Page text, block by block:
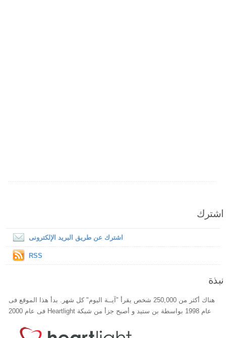
اشترك
اشترك عن طريق البريد الإلكترونى
RSS
نبذة
هناك أكثر من 250,000 شخص يقرأ "آيــة اليوم" كل شهر. بدأ هذا الموقع فى
عام 1998 بواسطة بن ستيد و أصبح جزأ من شبكة Heartlight فى عام 2000